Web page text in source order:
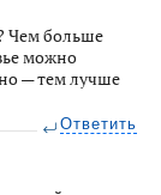
Чем больше
можно
— тем лучше
Ответить